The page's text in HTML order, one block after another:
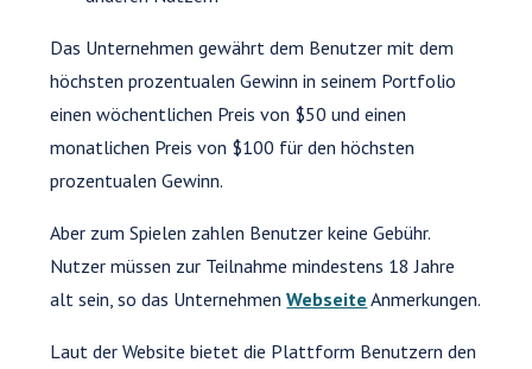
Das Unternehmen gewährt dem Benutzer mit dem
höchsten prozentualen Gewinn in seinem Portfolio
einen wöchentlichen Preis von $50 und einen
monatlichen Preis von $100 für den höchsten
prozentualen Gewinn.
Aber zum Spielen zahlen Benutzer keine Gebühr.
Nutzer müssen zur Teilnahme mindestens 18 Jahre
alt sein, so das UnternehmenWebseite Anmerkungen.
Laut der Website bietet die Plattform Benutzern den